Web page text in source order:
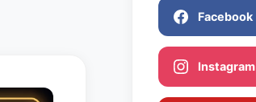
Facebook
Instagram